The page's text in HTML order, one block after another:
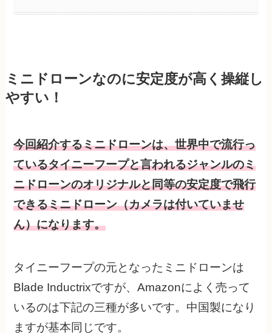
ミニドローンなのに安定度が高く操縦し
やすい！
今回紹介するミニドローンは、世界中で流行っ
ているタイニーフープと言われるジャンルのミ
ニドローンのオリジナルと同等の安定度で飛行
できるミニドローン（カメラは付いていませ
ん）になります。
タイニーフープの元となったミニドローンは
Blade Inductrixですが、Amazonによく売って
いるのは下記の三種が多いです。中国製になり
ますが基本同じです。